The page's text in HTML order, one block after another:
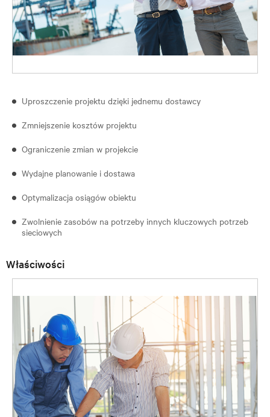
Uproszczenie projektu dzięki jednemu dostawcy
Zmniejszenie kosztów projektu
Ograniczenie zmian w projekcie
Wydajne planowanie i dostawa
Optymalizacja osiągów obiektu
Zwolnienie zasobów na potrzeby innych kluczowych potrzeb
sieciowych
Właściwości